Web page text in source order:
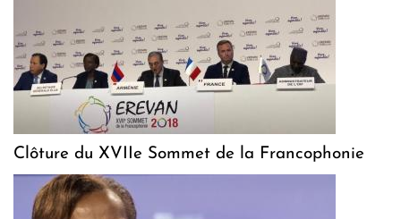
Clôture du XVIIe Sommet de la Francophonie